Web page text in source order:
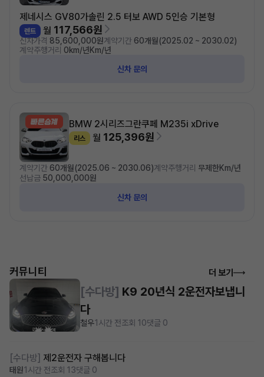
제네시스 GV80가솔린 2.5 터보 AWD 5인승 기본형
렌트 월 117,566원
신차가격 85,600,000원계약기간 60개월(2025.02 ~ 2030.02)
계약주행거리 0km/년Km/년
신차 문의
BMW 2시리즈그란쿠페 M235i xDrive
리스 월 125,396원
계약기간 60개월(2025.06 ~ 2030.06)계약주행거리 무제한Km/년
선납금 50,000,000원
신차 문의
커뮤니티 더 보기
[수다방] 제2운전자 구해봅니다
태원1시간 전조회 13댓글 0
[수다방] K9 20년식 2운전자보냅니
다
철우1시간 전조회 10댓글 0